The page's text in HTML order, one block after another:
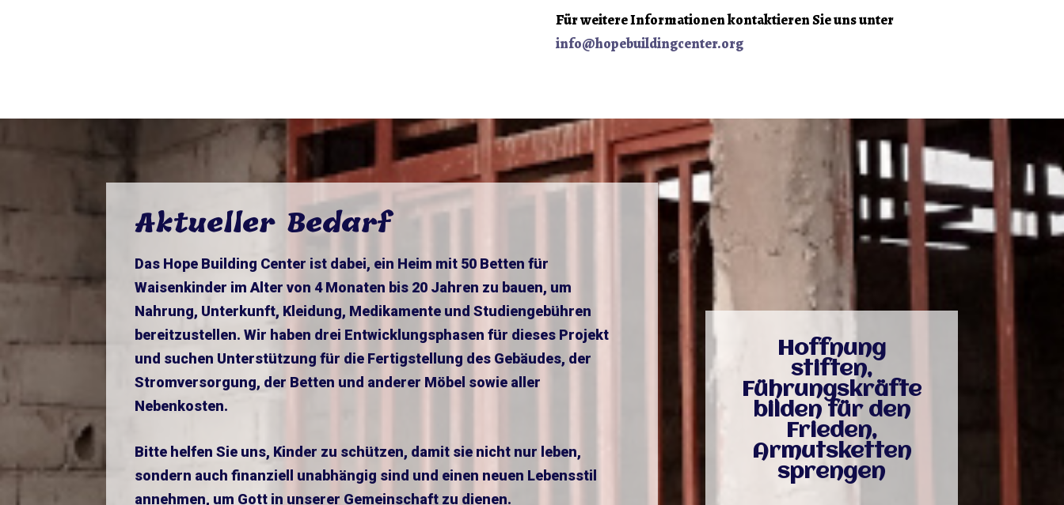
Für weitere Informationen kontaktieren Sie uns unter
info@hopebuildingcenter.org
Aktueller Bedarf
Das Hope Building Center ist dabei, ein Heim mit 50 Betten für
Waisenkinder im Alter von 4 Monaten bis 20 Jahren zu bauen, um
Nahrung, Unterkunft, Kleidung, Medikamente und Studiengebühren
bereitzustellen. Wir haben drei Entwicklungsphasen für dieses Projekt
und suchen Unterstützung für die Fertigstellung des Gebäudes, der
Stromversorgung, der Betten und anderer Möbel sowie aller
Nebenkosten.
Bitte helfen Sie uns, Kinder zu schützen, damit sie nicht nur leben,
sondern auch finanziell unabhängig sind und einen neuen Lebensstil
annehmen, um Gott in unserer Gemeinschaft zu dienen.
Hoffnung
stiften,
Führungskräfte
bilden für den
Frieden,
Armutsketten
sprengen